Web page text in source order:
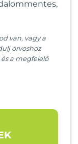
van, vagy a
orvoshoz
a megfelelő